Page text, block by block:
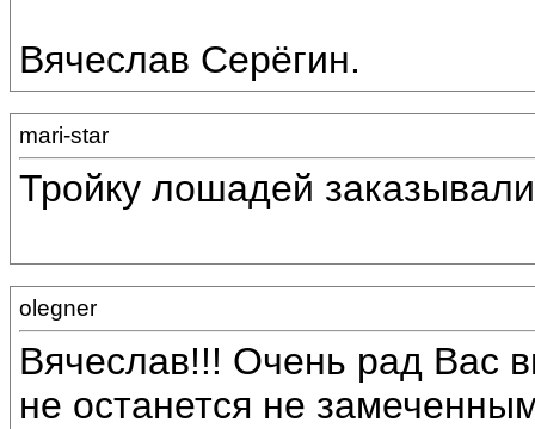
Вячеслав Серёгин.
mari-star
Тройку лошадей
olegner
Вячеслав!!! Очень рад Вас
не останется не